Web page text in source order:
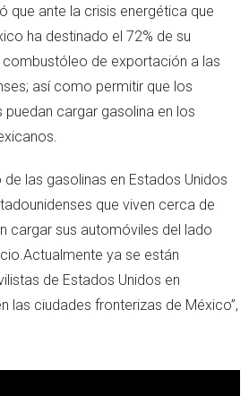
que ante la crisis energética que
ha destinado el 72% de su
de exportación a las
así como permitir que los
puedan cargar gasolina en los
de las gasolinas en Estados Unidos
que viven cerca de
cargar sus automóviles del lado
ya se están
de Estados Unidos en
las ciudades fronterizas de México”,